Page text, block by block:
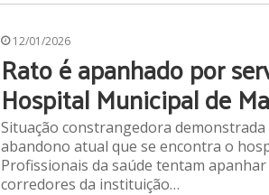
12/01/2026
Rato é apanhado por
Hospital Municipal de
Situação constrangedora demonstrada
abandono atual que se encontra o
Profissionais da saúde tentam
corredores da instituição…